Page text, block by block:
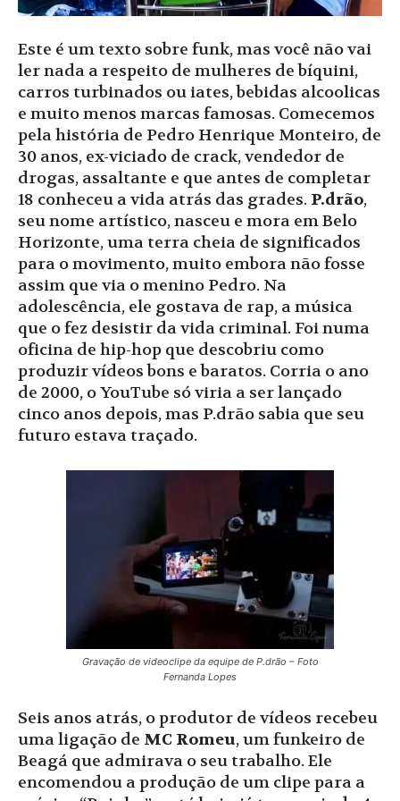
Este é um texto sobre funk, mas você não vai
ler nada a respeito de mulheres de bíquini,
carros turbinados ou iates, bebidas alcoolicas
e muito menos marcas famosas. Comecemos
pela história de Pedro Henrique Monteiro, de
30 anos, ex-viciado de crack, vendedor de
drogas, assaltante e que antes de completar
18 conheceu a vida atrás das grades. P.drão,
seu nome artístico, nasceu e mora em Belo
Horizonte, uma terra cheia de significados
para o movimento, muito embora não fosse
assim que via o menino Pedro. Na
adolescência, ele gostava de rap, a música
que o fez desistir da vida criminal. Foi numa
oficina de hip-hop que descobriu como
produzir vídeos bons e baratos. Corria o ano
de 2000, o YouTube só viria a ser lançado
cinco anos depois, mas P.drão sabia que seu
futuro estava traçado.
Gravação de videoclipe da equipe de P.drão – Foto
Fernanda Lopes
Seis anos atrás, o produtor de vídeos recebeu
uma ligação de MC Romeu, um funkeiro de
Beagá que admirava o seu trabalho. Ele
encomendou a produção de um clipe para a